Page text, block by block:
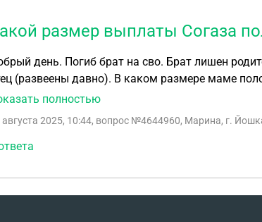
размер выплаты Согаза
день. Погиб брат на сво. Брат лишен
(развеены давно). В каком размере маме
полностью
августа 2025, 10:44, вопрос №4644960, Марина, г.